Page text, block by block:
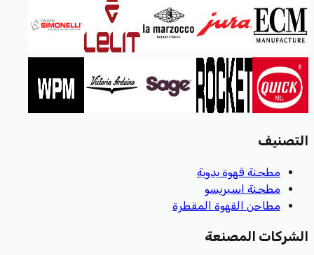
التصنيف
مطحنة قهوة يدوية
مطحنة اسبريسو
مطاحن القهوة المقطرة
الشركات المصنعة